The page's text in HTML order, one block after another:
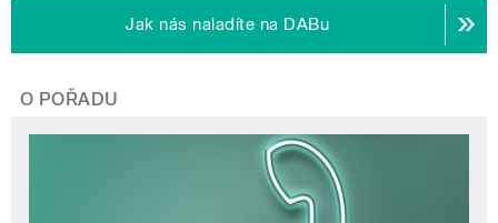
Jak nás naladíte na DABu
O POŘADU